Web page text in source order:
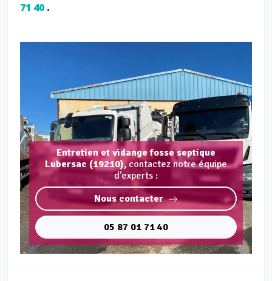
71 40.
Entretien et vidange fosse septique
Lubersac (19210),contactez notre équipe
d'experts :
Nous contacter
05 87 01 71 40